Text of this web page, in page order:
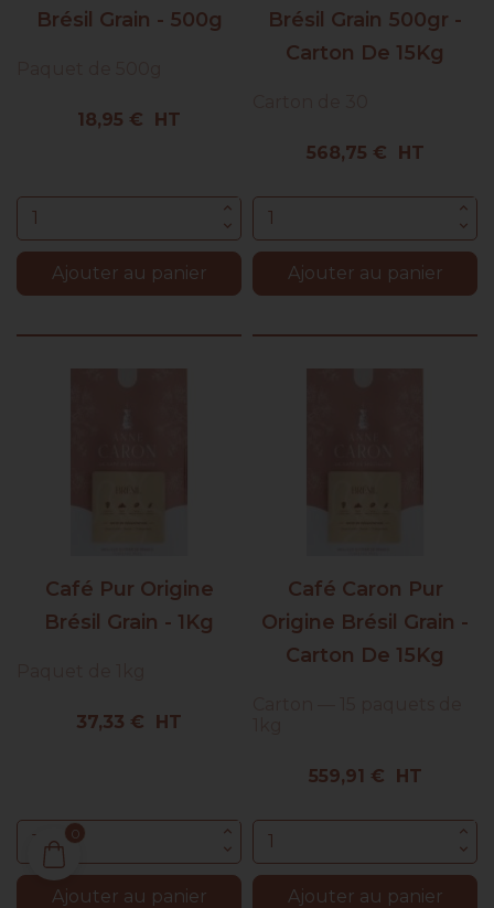
Brésil Grain - 500g
Prix
18,95 € HT
Ajouter au panier
Brésil Grain 500gr -
Carton De 15Kg
Prix
568,75 € HT
Ajouter au panier
Café Pur Origine
Brésil Grain - 1Kg
Prix
37,33 € HT
Ajouter au panier
Café Caron Pur
Origine Brésil Grain -
Carton De 15Kg
Prix
559,91 € HT
Ajouter au panier
0